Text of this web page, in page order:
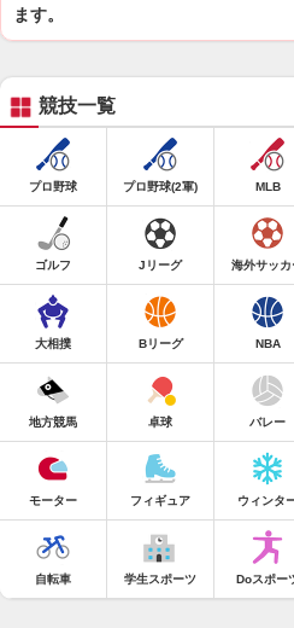
ます。
競技一覧
プロ野球 プロ野球(2軍) MLB
ゴルフ Jリーグ 海外サッカ
大相撲 Bリーグ NBA
地方競馬 卓球 バレー
モーター フィギュア ウィンタ
自転車 学生スポーツ Doスポー